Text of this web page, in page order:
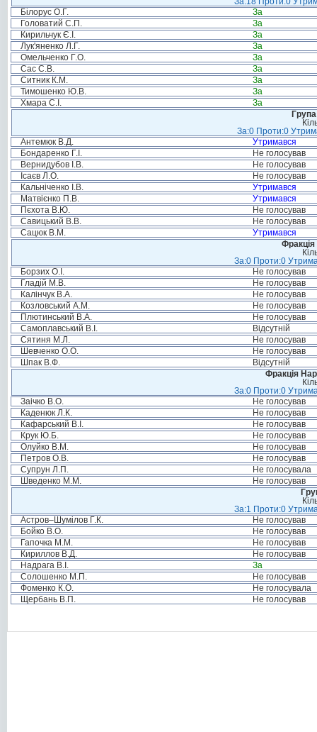
Білорус О.Г.
За
Головатий С.П.
За
Кирильчук Є.І.
За
Лук'яненко Л.Г.
За
Омельченко Г.О.
За
Сас С.В.
За
Ситник К.М.
За
Тимошенко Ю.В.
За
Хмара С.І.
За
За:0 Проти:0
Антемюк В.Д.
Утримався
Бондаренко Г.І.
Не голосував
Вернидубов І.В.
Не голосував
Ісаєв Л.О.
Не голосував
Кальніченко І.В.
Утримався
Матвієнко П.В.
Утримався
Пєхота В.Ю.
Не голосував
Савицький В.В.
Не голосував
Сацюк В.М.
Утримався
Фракція
За:0 Проти:0
Борзих О.І.
Не голосував
Гладій М.В.
Не голосував
Калінчук В.А.
Не голосував
Козловський А.М.
Не голосував
Плютинський В.А.
Не голосував
Самоплавський В.І.
Відсутній
Сятиня М.Л.
Не голосував
Шевченко О.О.
Не голосував
Шпак В.Ф.
Відсутній
Фракція
За:0 Проти:0
Заічко В.О.
Не голосував
Каденюк Л.К.
Не голосував
Кафарський В.І.
Не голосував
Крук Ю.Б.
Не голосував
Олуйко В.М.
Не голосував
Петров О.В.
Не голосував
Супрун Л.П.
Не голосувала
Шведенко М.М.
Не голосував
За:1 Проти:0
Астров–Шумілов Г.К.
Не голосував
Бойко В.О.
Не голосував
Гапочка М.М.
Не голосував
Кириллов В.Д.
Не голосував
Надрага В.І.
За
Солошенко М.П.
Не голосував
Фоменко К.О.
Не голосувала
Щербань В.П.
Не голосував